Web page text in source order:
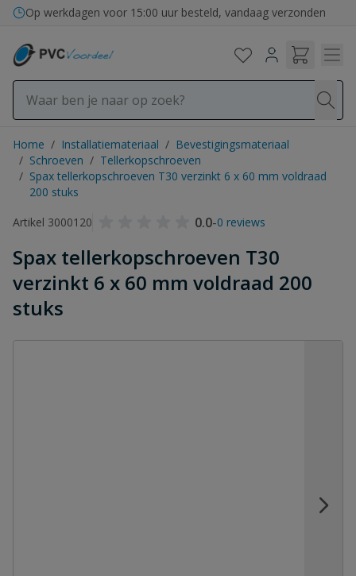
Ga naar de inhoud
Op werkdagen voor 15:00 uur besteld, vandaag verzonden
Home / Installatiemateriaal / Bevestigingsmateriaal
/ Schroeven / Tellerkopschroeven
/ Spax tellerkopschroeven T30 verzinkt 6 x 60 mm voldraad
200 stuks
Artikel 3000120
0.0-0 reviews
Spax tellerkopschroeven T30
verzinkt 6 x 60 mm voldraad 200
stuks